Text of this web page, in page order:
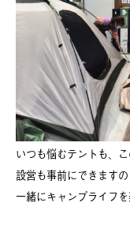
いつも悩むテントも、
設営も事前にできます
一緒にキャンプライフ